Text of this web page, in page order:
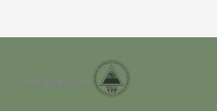
Mitglied im